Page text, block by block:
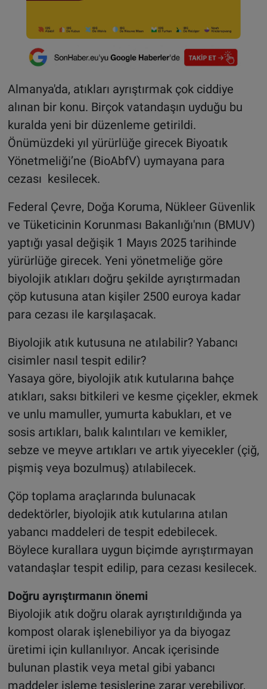
Almanya'da, atıkları ayrıştırmak çok ciddiye
alınan bir konu. Birçok vatandaşın uyduğu bu
kuralda yeni bir düzenleme getirildi.
Önümüzdeki yıl yürürlüğe girecek Biyoatık
Yönetmeliği’ne (BioAbfV) uymayana para
cezası kesilecek.
Federal Çevre, Doğa Koruma, Nükleer Güvenlik
ve Tüketicinin Korunması Bakanlığı'nın (BMUV)
yaptığı yasal değişik 1 Mayıs 2025 tarihinde
yürürlüğe girecek. Yeni yönetmeliğe göre
biyolojik atıkları doğru şekilde ayrıştırmadan
çöp kutusuna atan kişiler 2500 euroya kadar
para cezası ile karşılaşacak.
Biyolojik atık kutusuna ne atılabilir? Yabancı
cisimler nasıl tespit edilir?
Yasaya göre, biyolojik atık kutularına bahçe
atıkları, saksı bitkileri ve kesme çiçekler, ekmek
ve unlu mamuller, yumurta kabukları, et ve
sosis artıkları, balık kalıntıları ve kemikler,
sebze ve meyve artıkları ve artık yiyecekler (çiğ,
pişmiş veya bozulmuş) atılabilecek.
Çöp toplama araçlarında bulunacak
dedektörler, biyolojik atık kutularına atılan
yabancı maddeleri de tespit edebilecek.
Böylece kurallara uygun biçimde ayrıştırmayan
vatandaşlar tespit edilip, para cezası kesilecek.
Doğru ayrıştırmanın önemi
Biyolojik atık doğru olarak ayrıştırıldığında ya
kompost olarak işlenebiliyor ya da biyogaz
üretimi için kullanılıyor. Ancak içerisinde
bulunan plastik veya metal gibi yabancı
maddeler işleme tesislerine zarar verebiliyor,